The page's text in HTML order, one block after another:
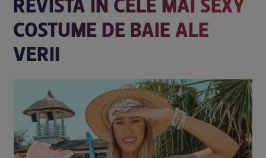
REVISTĂ ÎN CELE MAI SEXY
COSTUME DE BAIE ALE
VERII